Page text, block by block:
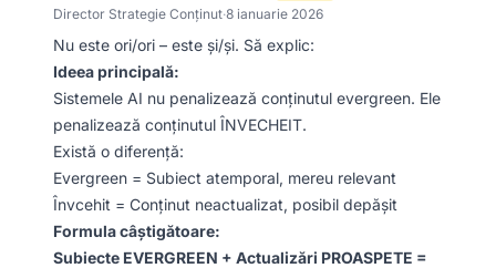
Director Strategie Conținut·8 ianuarie 2026
Nu este ori/ori – este și/și. Să explic:
Ideea principală:
Sistemele AI nu penalizează conținutul evergreen. Ele
penalizează conținutul ÎNVECHEIT.
Există o diferență:
Evergreen = Subiect atemporal, mereu relevant
Învcehit = Conținut neactualizat, posibil depășit
Formula câștigătoare:
Subiecte EVERGREEN + Actualizări PROASPETE =